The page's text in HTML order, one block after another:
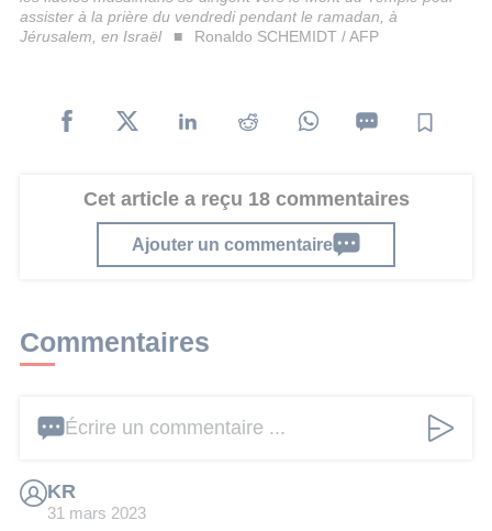
assister à la prière du vendredi pendant le ramadan, à
Jérusalem, en Israël
Ronaldo SCHEMIDT / AFP
Cet article a reçu 18 commentaires
Ajouter un commentaire
Commentaires
Écrire un commentaire ...
KR
31 mars 2023